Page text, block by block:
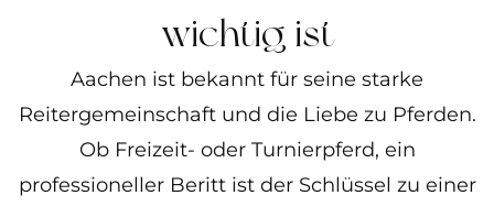
wichtig ist
Aachen ist bekannt für seine starke
Reitergemeinschaft und die Liebe zu Pferden.
Ob Freizeit- oder Turnierpferd, ein
professioneller Beritt ist der Schlüssel zu einer